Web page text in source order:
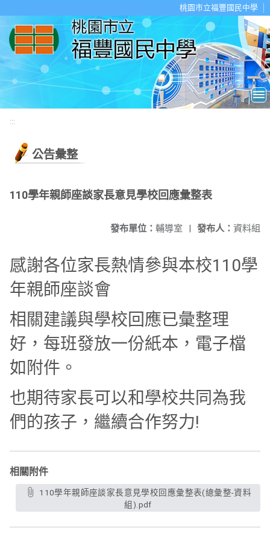
桃園市立福豐國民中學
:::
公告彙整
110學年親師座談家長意見學校回應彙整表
發布人： 資料組
發布單位： 輔導室 |
感謝各位家長熱情參與本校110學
年親師座談會
相關建議與學校回應已彙整理
好，每班發放一份紙本，電子檔
如附件。
也期待家長可以和學校共同為我
們的孩子，繼續合作努力!
相關附件
組).pdf